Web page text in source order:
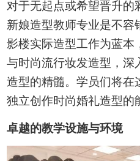
对于无起点或希望晋升的
新娘造型教师专业是不容
影楼实际造型工作为蓝本
与时尚流行妆发造型，深
造型的精髓。学员们将在
独立创作时尚婚礼造型的
卓越的教学设施与环境